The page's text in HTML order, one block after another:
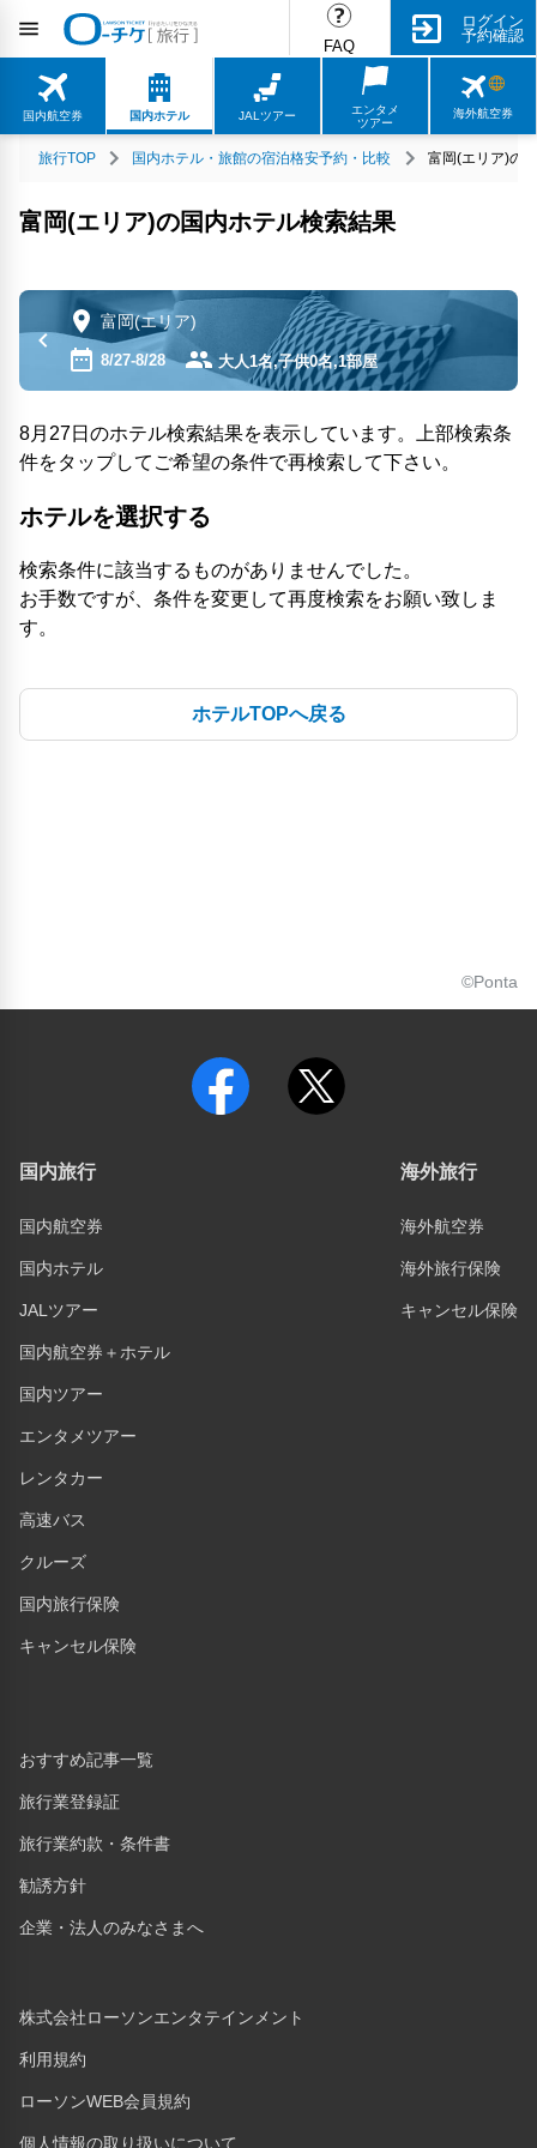
FAQ
ログイン
予約確認
国内航空券 国内ホテル JALツアー
エンタメ
ツアー
海外航空券
旅行TOP 国内ホテル・旅館の宿泊格安予約・比較 富岡(エリア)の
富岡(エリア)の国内ホテル検索結果
富岡(エリア)
8/27-8/28 大人1名,子供0名,1部屋
8月27日のホテル検索結果を表示しています。上部検索条
件をタップしてご希望の条件で再検索して下さい。
ホテルを選択する
検索条件に該当するものがありませんでした。
お手数ですが、条件を変更して再度検索をお願い致しま
す。
ホテルTOPへ戻る
©Ponta
国内旅行
国内航空券
国内ホテル
JALツアー
国内航空券＋ホテル
国内ツアー
エンタメツアー
レンタカー
高速バス
クルーズ
国内旅行保険
キャンセル保険
おすすめ記事一覧
旅行業登録証
旅行業約款・条件書
勧誘方針
企業・法人のみなさまへ
株式会社ローソンエンタテインメント
利用規約
ローソンWEB会員規約
個人情報の取り扱いについて
海外旅行
海外航空券
海外旅行保険
キャンセル保険